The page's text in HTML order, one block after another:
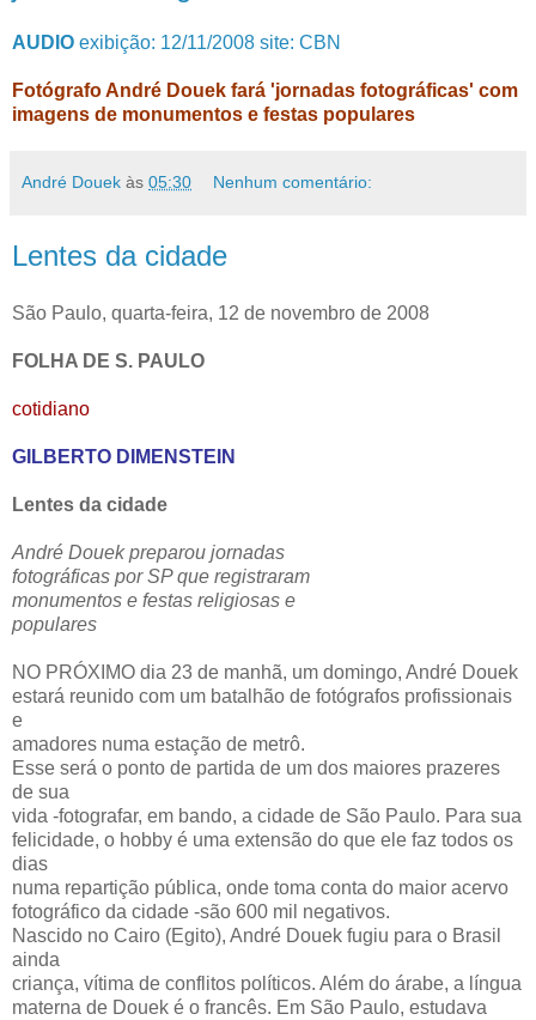
AUDIO exibição: 12/11/2008 site: CBN
Fotógrafo André Douek fará 'jornadas fotográficas' com
imagens de monumentos e festas populares
André Douek às 05:30 Nenhum comentário:
Lentes da cidade
São Paulo, quarta-feira, 12 de novembro de 2008
FOLHA DE S. PAULO
cotidiano
GILBERTO DIMENSTEIN
Lentes da cidade
André Douek preparou jornadas
fotográficas por SP que registraram
monumentos e festas religiosas e
populares
NO PRÓXIMO dia 23 de manhã, um domingo, André Douek
estará reunido com um batalhão de fotógrafos profissionais
e
amadores numa estação de metrô.
Esse será o ponto de partida de um dos maiores prazeres
de sua
vida -fotografar, em bando, a cidade de São Paulo. Para sua
felicidade, o hobby é uma extensão do que ele faz todos os
dias
numa repartição pública, onde toma conta do maior acervo
fotográfico da cidade -são 600 mil negativos.
Nascido no Cairo (Egito), André Douek fugiu para o Brasil
ainda
criança, vítima de conflitos políticos. Além do árabe, a língua
materna de Douek é o francês. Em São Paulo, estudava